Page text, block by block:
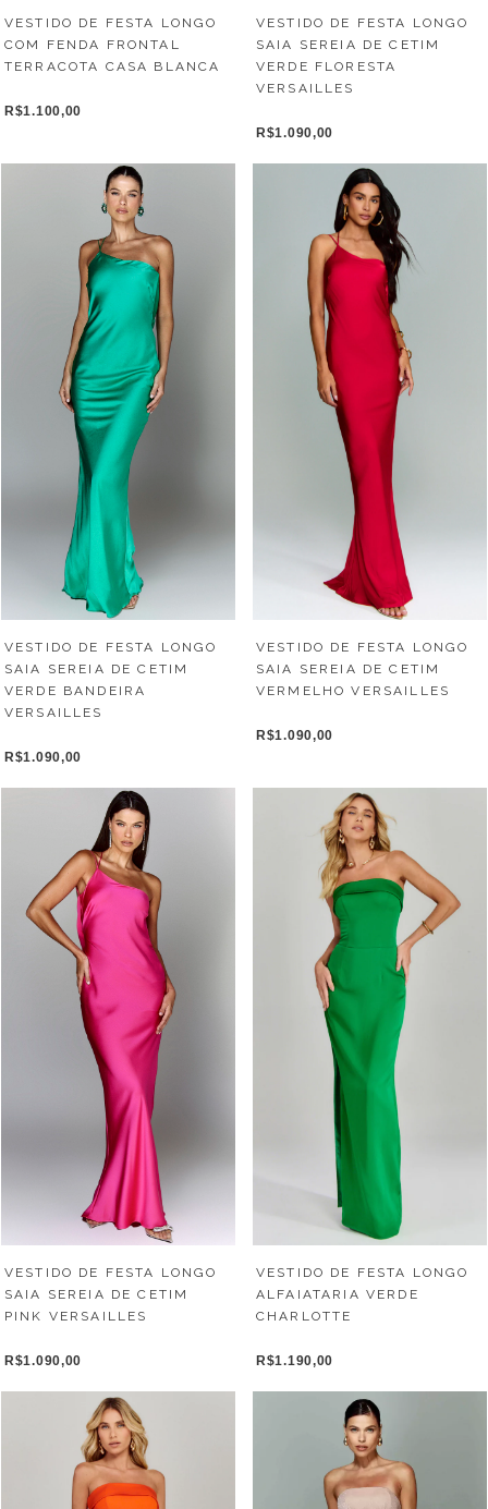
VESTIDO DE FESTA LONGO
COM FENDA FRONTAL
TERRACOTA CASA BLANCA
R$1.100,00
VESTIDO DE FESTA LONGO
SAIA SEREIA DE CETIM
VERDE FLORESTA
VERSAILLES
R$1.090,00
VESTIDO DE FESTA LONGO
SAIA SEREIA DE CETIM
VERDE BANDEIRA
VERSAILLES
R$1.090,00
VESTIDO DE FESTA LONGO
SAIA SEREIA DE CETIM
VERMELHO VERSAILLES
R$1.090,00
VESTIDO DE FESTA LONGO
SAIA SEREIA DE CETIM
PINK VERSAILLES
R$1.090,00
VESTIDO DE FESTA LONGO
ALFAIATARIA VERDE
CHARLOTTE
R$1.190,00